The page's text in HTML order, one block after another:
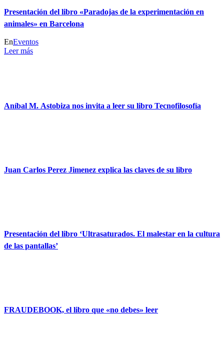
Presentación del libro «Paradojas de la experimentación en
animales» en Barcelona
EnEventos
Leer más
Aníbal M. Astobiza nos invita a leer su libro Tecnofilosofía
Juan Carlos Perez Jimenez explica las claves de su libro
Presentación del libro ‘Ultrasaturados. El malestar en la cultura
de las pantallas’
FRAUDEBOOK, el libro que «no debes» leer